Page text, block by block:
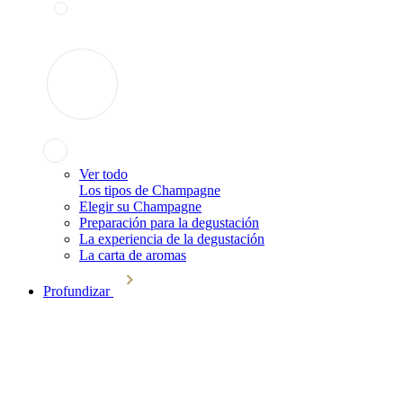
Ver todo
Los tipos de Champagne
Elegir su Champagne
Preparación para la degustación
La experiencia de la degustación
La carta de aromas
Profundizar